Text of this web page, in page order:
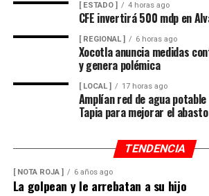
[ ESTADO ] 4 horas ago
CFE invertirá 500 mdp en
[ REGIONAL ] 6 horas ago
Xocotla anuncia medidas
y genera polémica
[ LOCAL ] 17 horas ago
Amplían red de agua potable
Tapia para mejorar el
TENDENCIA
[ NOTA ROJA ] 6 años ago
La golpean y le arrebatan a su hijo